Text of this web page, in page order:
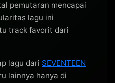
pemutaran mencapai
lagu ini
track favorit dari
lagu dari SEVENTEEN
lainnya hanya di